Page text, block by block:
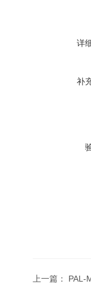
详
补
上一篇： PAL-